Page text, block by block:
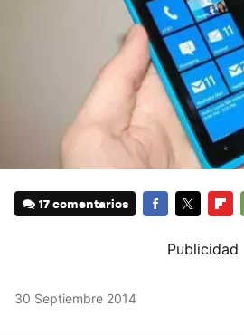
17 comentarios
30 Septiembre 2014